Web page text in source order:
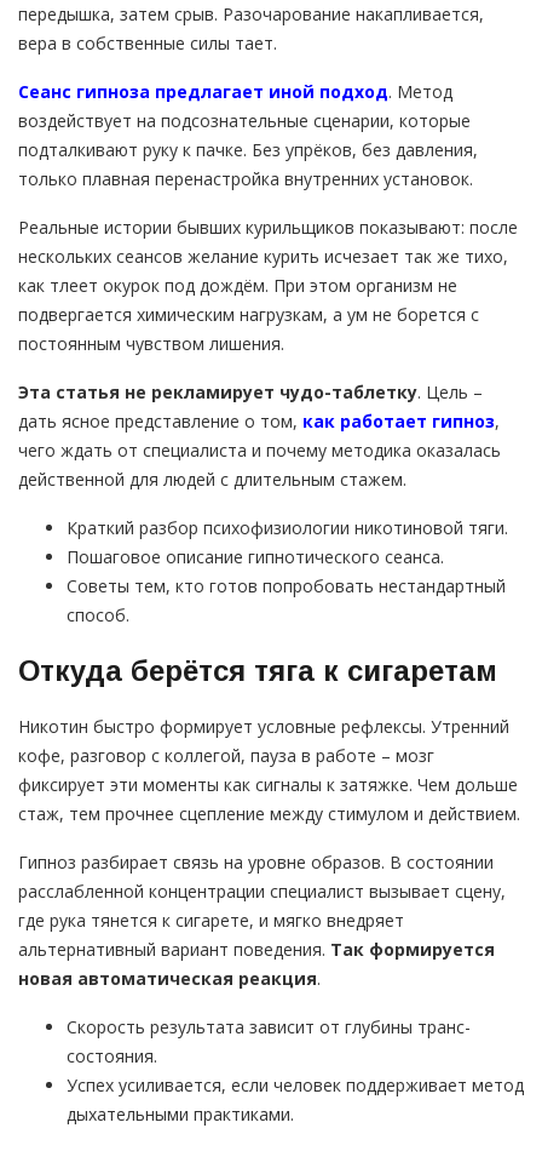
передышка, затем срыв. Разочарование накапливается,
вера в собственные силы тает.
Сеанс гипноза предлагает иной подход. Метод
воздействует на подсознательные сценарии, которые
подталкивают руку к пачке. Без упрёков, без давления,
только плавная перенастройка внутренних установок.
Реальные истории бывших курильщиков показывают: после
нескольких сеансов желание курить исчезает так же тихо,
как тлеет окурок под дождём. При этом организм не
подвергается химическим нагрузкам, а ум не борется с
постоянным чувством лишения.
Эта статья не рекламирует чудо-таблетку. Цель –
дать ясное представление о том, как работает гипноз,
чего ждать от специалиста и почему методика оказалась
действенной для людей с длительным стажем.
Краткий разбор психофизиологии никотиновой тяги.
Пошаговое описание гипнотического сеанса.
Советы тем, кто готов попробовать нестандартный
способ.
Откуда берётся тяга к сигаретам
Никотин быстро формирует условные рефлексы. Утренний
кофе, разговор с коллегой, пауза в работе – мозг
фиксирует эти моменты как сигналы к затяжке. Чем дольше
стаж, тем прочнее сцепление между стимулом и действием.
Гипноз разбирает связь на уровне образов. В состоянии
расслабленной концентрации специалист вызывает сцену,
где рука тянется к сигарете, и мягко внедряет
альтернативный вариант поведения. Так формируется
новая автоматическая реакция.
Скорость результата зависит от глубины транс-
состояния.
Успех усиливается, если человек поддерживает метод
дыхательными практиками.